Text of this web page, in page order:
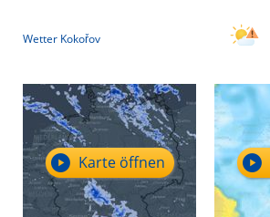
Wetter Kokořov
Karte öffnen